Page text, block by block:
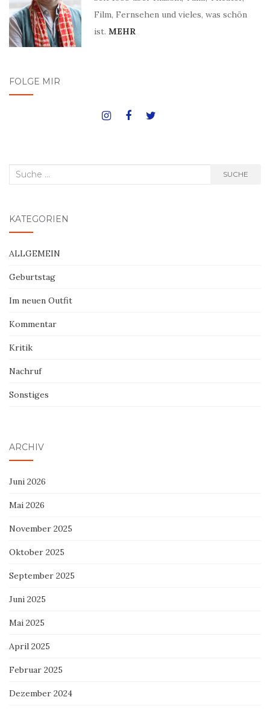
Film, Fernsehen und vieles, was schön
ist. MEHR
FOLGE MIR
Suche
SUCHE
KATEGORIEN
ALLGEMEIN
Geburtstag
Im neuen Outfit
Kommentar
Kritik
Nachruf
Sonstiges
ARCHIV
Juni 2026
Mai 2026
November 2025
Oktober 2025
September 2025
Juni 2025
Mai 2025
April 2025
Februar 2025
Dezember 2024